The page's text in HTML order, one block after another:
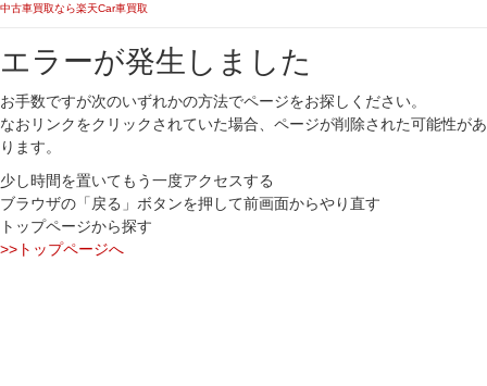
中古車買取なら楽天Car車買取
エラーが発生しました
お手数ですが次のいずれかの方法でページをお探しください。
なおリンクをクリックされていた場合、ページが削除された可能性があ
ります。
少し時間を置いてもう一度アクセスする
ブラウザの「戻る」ボタンを押して前画面からやり直す
トップページから探す
>>トップページへ